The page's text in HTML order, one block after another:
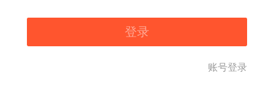
登录
账号登录